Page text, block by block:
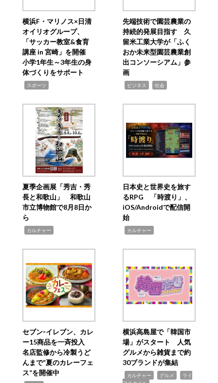
横浜F・マリノス×日清
オイリオグループ、
「サッカー教室&食育
講座 in 宮崎」を開催
小学1年生～3年生の身
体づくりをサポート
スポーツ
先端技術で園芸農業の
持続的発展目指す 久
留米工業大学が「ふく
おか未来型園芸農業創
出コンソーシアム」参
画
ビジネス 社会
夏季企画展「秀吉・秀
長と和歌山」 和歌山
市立博物館で8月8日か
ら
カルチャー
日本史と世界史を旅す
るRPG 「時渡り」、
iOS/Androidで配信開
始
カルチャー
セブン‐イレブン、カレ
ー15商品を一斉投入
名店監修から冷製うど
んまで“夏のカレーフェ
ス”を開催中
横浜高島屋で「韓国市
場」がスタート 人気
グルメから雑貨まで約
30ブランドが集結
カルチャー グルメ
ライ